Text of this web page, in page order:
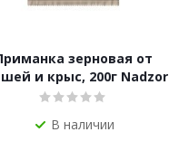
зерновая от
и крыс, 200г Nadzor
В наличии